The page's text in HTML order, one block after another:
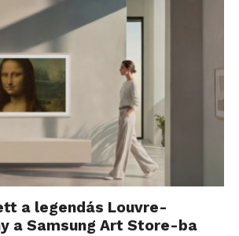
a legendás Louvre-
a Samsung Art Store-ba